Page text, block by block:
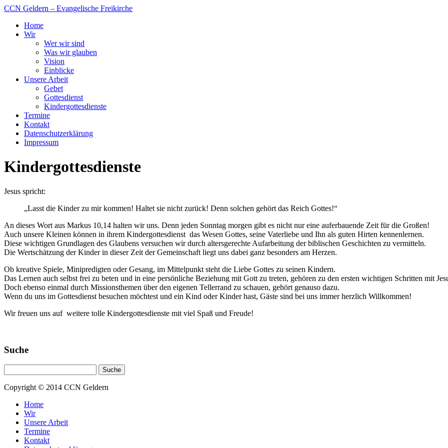
CCN Geldern – Evangelische Freikirche
Home
Wir
Wer wir sind
Was wir glauben
Vision
Einblicke
Unsere Arbeit
Gebet
Gottesdienst
Kindergottesdienste
Termine
Kontakt
Datenschutzerklärung
Impressum
Kindergottesdienste
Jesus spricht:
„Lasst die Kinder zu mir kommen! Haltet sie nicht zurück! Denn solchen gehört das Reich Gottes!“
An dieses Wort aus Markus 10,14 halten wir uns. Denn jeden Sonntag morgen gibt es nicht nur eine auferbauende Zeit für die Großen!
Auch unsere Kleinen können in ihrem Kindergottesdienst das Wesen Gottes, seine Vaterliebe und Ihn als guten Hirten kennenlernen.
Diese wichtigen Grundlagen des Glaubens versuchen wir durch altersgerechte Aufarbeitung der biblischen Geschichten zu vermitteln.
Die Wertschätzung der Kinder in dieser Zeit der Gemeinschaft liegt uns dabei ganz besonders am Herzen.
Ob kreative Spiele, Minipredigten oder Gesang, im Mittelpunkt steht die Liebe Gottes zu seinen Kindern.
Das Lernen auch selbst frei zu beten und in eine persönliche Beziehung mit Gott zu treten, gehören zu den ersten wichtigen Schritten mit
Doch ebenso einmal durch Missionsthemen über den eigenen Tellerrand zu schauen, gehört genauso dazu.
Wenn du uns im Gottesdienst besuchen möchtest und ein Kind oder Kinder hast, Gäste sind bei uns immer herzlich Willkommen!
Wir freuen uns auf weitere tolle Kindergottesdienste mit viel Spaß und Freude!
Suche
Copyright © 2014 CCN Geldern
Home
Wir
Unsere Arbeit
Termine
Kontakt